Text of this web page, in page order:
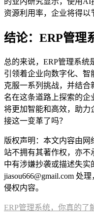
资源利用率，企业将得以
结论：ERP管理
总的来说，ERP管理系统
引领着企业向数字化、
克服一系列挑战，并结
名在这条道路上探索的企
将更加智能和高效，助力
接这一变革了吗？
版权声明：本文内容由
站不拥有其著作权，亦
中有涉嫌抄袭或描述失实
jiasou666@gmail.com 处
侵权内容。
ERP管理系统，你真的了